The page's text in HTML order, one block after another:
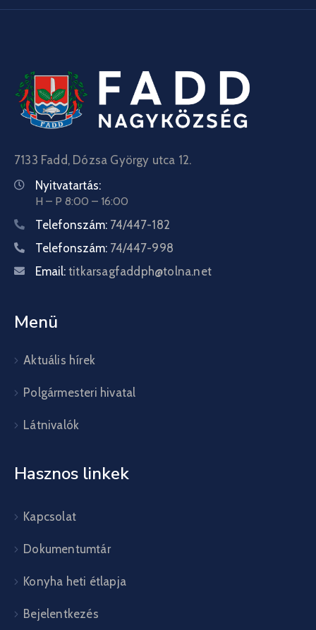
7133 Fadd, Dózsa György utca 12.
Nyitvatartás:
H – P 8:00 – 16:00
Telefonszám: 74/447-182
Telefonszám: 74/447-998
Email: titkarsagfaddph@tolna.net
Menü
Aktuális hírek
Polgármesteri hivatal
Látnivalók
Hasznos linkek
Kapcsolat
Dokumentumtár
Konyha heti étlapja
Bejelentkezés